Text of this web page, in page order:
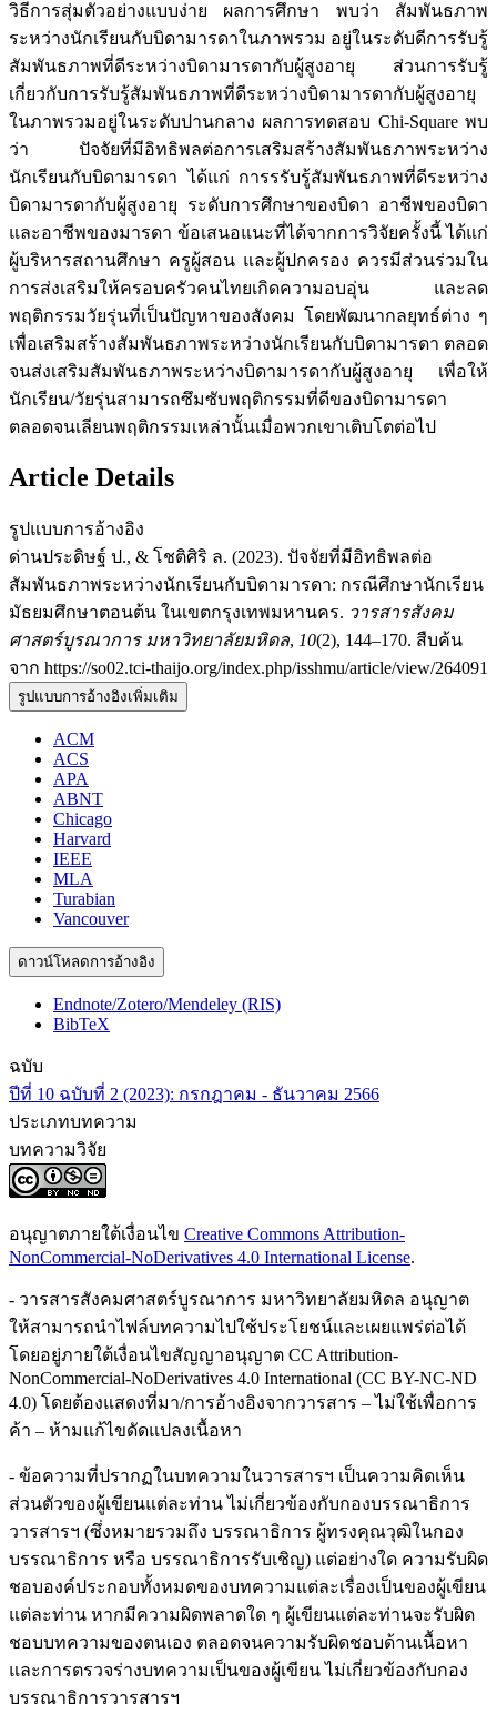
วิธีการสุ่มตัวอย่างแบบง่าย ผลการศึกษา พบว่า สัมพันธภาพ
ระหว่างนักเรียนกับบิดามารดาในภาพรวม อยู่ในระดับดีการรับรู้
สัมพันธภาพที่ดีระหว่างบิดามารดากับผู้สูงอายุ ส่วนการรับรู้
เกี่ยวกับการรับรู้สัมพันธภาพที่ดีระหว่างบิดามารดากับผู้สูงอายุ
ในภาพรวมอยู่ในระดับปานกลาง ผลการทดสอบ Chi-Square พบ
ว่า ปัจจัยที่มีอิทธิพลต่อการเสริมสร้างสัมพันธภาพระหว่าง
นักเรียนกับบิดามารดา ได้แก่ การรรับรู้สัมพันธภาพที่ดีระหว่าง
บิดามารดากับผู้สูงอายุ ระดับการศึกษาของบิดา อาชีพของบิดา
และอาชีพของมารดา ข้อเสนอแนะที่ได้จากการวิจัยครั้งนี้ ได้แก่
ผู้บริหารสถานศึกษา ครูผู้สอน และผู้ปกครอง ควรมีส่วนร่วมใน
การส่งเสริมให้ครอบครัวคนไทยเกิดความอบอุ่น และลด
พฤติกรรมวัยรุ่นที่เป็นปัญหาของสังคม โดยพัฒนากลยุทธ์ต่าง ๆ
เพื่อเสริมสร้างสัมพันธภาพระหว่างนักเรียนกับบิดามารดา ตลอด
จนส่งเสริมสัมพันธภาพระหว่างบิดามารดากับผู้สูงอายุ เพื่อให้
นักเรียน/วัยรุ่นสามารถซึมซับพฤติกรรมที่ดีของบิดามารดา
ตลอดจนเลียนพฤติกรรมเหล่านั้นเมื่อพวกเขาเติบโตต่อไป
Article Details
รูปแบบการอ้างอิง
ด่านประดิษฐ์ ป., & โชติศิริ ล. (2023). ปัจจัยที่มีอิทธิพลต่อ
สัมพันธภาพระหว่างนักเรียนกับบิดามารดา: กรณีศึกษานักเรียน
มัธยมศึกษาตอนต้น ในเขตกรุงเทพมหานคร. วารสารสังคม
ศาสตร์บูรณาการ มหาวิทยาลัยมหิดล, 10(2), 144–170. สืบค้น
จาก https://so02.tci-thaijo.org/index.php/isshmu/article/view/264091
รูปแบบการอ้างอิงเพิ่มเติม
ACM
ACS
APA
ABNT
Chicago
Harvard
IEEE
MLA
Turabian
Vancouver
ดาวน์โหลดการอ้างอิง
Endnote/Zotero/Mendeley (RIS)
BibTeX
ฉบับ
ปีที่ 10 ฉบับที่ 2 (2023): กรกฎาคม - ธันวาคม 2566
ประเภทบทความ
บทความวิจัย
อนุญาตภายใต้เงื่อนไข Creative Commons Attribution-
NonCommercial-NoDerivatives 4.0 International License.
- วารสารสังคมศาสตร์บูรณาการ มหาวิทยาลัยมหิดล อนุญาต
ให้สามารถนำไฟล์บทความไปใช้ประโยชน์และเผยแพร่ต่อได้
โดยอยู่ภายใต้เงื่อนไขสัญญาอนุญาต CC Attribution-
NonCommercial-NoDerivatives 4.0 International (CC BY-NC-ND
4.0) โดยต้องแสดงที่มา/การอ้างอิงจากวารสาร – ไม่ใช้เพื่อการ
ค้า – ห้ามแก้ไขดัดแปลงเนื้อหา
- ข้อความที่ปรากฏในบทความในวารสารฯ เป็นความคิดเห็น
ส่วนตัวของผู้เขียนแต่ละท่าน ไม่เกี่ยวข้องกับกองบรรณาธิการ
วารสารฯ (ซึ่งหมายรวมถึง บรรณาธิการ ผู้ทรงคุณวุฒิในกอง
บรรณาธิการ หรือ บรรณาธิการรับเชิญ) แต่อย่างใด ความรับผิด
ชอบองค์ประกอบทั้งหมดของบทความแต่ละเรื่องเป็นของผู้เขียน
แต่ละท่าน หากมีความผิดพลาดใด ๆ ผู้เขียนแต่ละท่านจะรับผิด
ชอบบทความของตนเอง ตลอดจนความรับผิดชอบด้านเนื้อหา
และการตรวจร่างบทความเป็นของผู้เขียน ไม่เกี่ยวข้องกับกอง
บรรณาธิการวารสารฯ